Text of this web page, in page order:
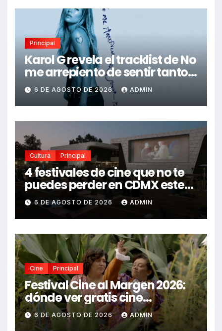
Principal
Karol G revela el tracklist de No
me arrepiento de sentir tanto:
Drake, Bruno Mars y más
estrellas se suman al álbum
6 DE AGOSTO DE 2026 ADMIN
Cultura Principal
4 festivales de cine que no te
puedes perder en CDMX este
2026
6 DE AGOSTO DE 2026 ADMIN
Cine Principal
Festival Cine al Margen 2026:
dónde ver gratis cine
mexicano independiente en
CDMX y en línea
6 DE AGOSTO DE 2026 ADMIN